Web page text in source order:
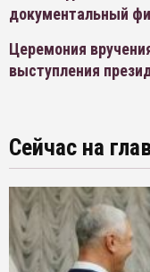
документальный
Церемония
выступления
Сейчас на